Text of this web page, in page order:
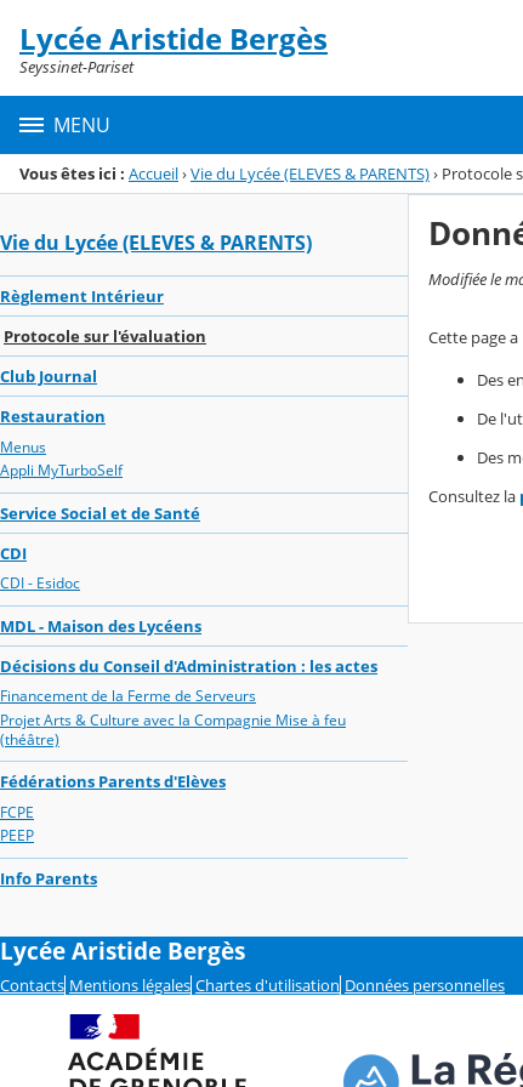
Menu de la rubrique
Contenu
Lycée Aristide Bergès
Seyssinet-Pariset
MENU
Vous êtes ici : Accueil›Vie du Lycée (ELEVES & PARENTS)› Protocole
Vie du Lycée (ELEVES & PARENTS)
Règlement Intérieur
Protocole sur l'évaluation
Club Journal
Restauration
Menus
Appli MyTurboSelf
Service Social et de Santé
CDI
CDI - Esidoc
MDL - Maison des Lycéens
Décisions du Conseil d'Administration : les actes
Financement de la Ferme de Serveurs
Projet Arts & Culture avec la Compagnie Mise à feu
(théâtre)
Fédérations Parents d'Elèves
FCPE
PEEP
Info Parents
Modifiée le
Cette page
Des
De
Des
Consultez la
Lycée Aristide Bergès
Contacts Mentions légales Chartes d'utilisation Données personnelles